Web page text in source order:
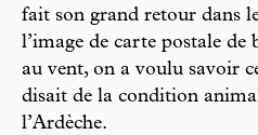
fait son grand retour dans
l’image de carte postale de
au vent, on a voulu savoir
disait de la condition
l’Ardèche.